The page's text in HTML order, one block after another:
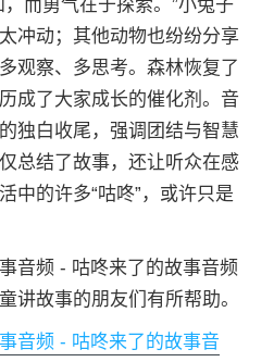
而勇气在于探索。”小兔子
冲动；其他动物也纷纷分享
观察、多思考。森林恢复了
成了大家成长的催化剂。音
独白收尾，强调团结与智慧
总结了故事，还让听众在感
中的许多“咕咚”，或许只是
音频 - 咕咚来了的故事音频
讲故事的朋友们有所帮助。
音频 - 咕咚来了的故事音